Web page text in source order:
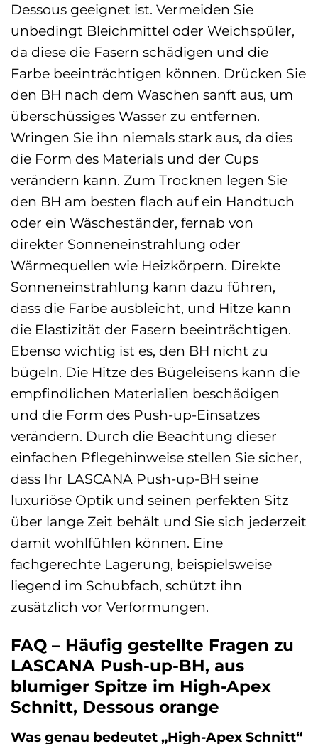
Dessous geeignet ist. Vermeiden Sie
unbedingt Bleichmittel oder Weichspüler,
da diese die Fasern schädigen und die
Farbe beeinträchtigen können. Drücken Sie
den BH nach dem Waschen sanft aus, um
überschüssiges Wasser zu entfernen.
Wringen Sie ihn niemals stark aus, da dies
die Form des Materials und der Cups
verändern kann. Zum Trocknen legen Sie
den BH am besten flach auf ein Handtuch
oder ein Wäscheständer, fernab von
direkter Sonneneinstrahlung oder
Wärmequellen wie Heizkörpern. Direkte
Sonneneinstrahlung kann dazu führen,
dass die Farbe ausbleicht, und Hitze kann
die Elastizität der Fasern beeinträchtigen.
Ebenso wichtig ist es, den BH nicht zu
bügeln. Die Hitze des Bügeleisens kann die
empfindlichen Materialien beschädigen
und die Form des Push-up-Einsatzes
verändern. Durch die Beachtung dieser
einfachen Pflegehinweise stellen Sie sicher,
dass Ihr LASCANA Push-up-BH seine
luxuriöse Optik und seinen perfekten Sitz
über lange Zeit behält und Sie sich jederzeit
damit wohlfühlen können. Eine
fachgerechte Lagerung, beispielsweise
liegend im Schubfach, schützt ihn
zusätzlich vor Verformungen.
FAQ – Häufig gestellte Fragen zu
LASCANA Push-up-BH, aus
blumiger Spitze im High-Apex
Schnitt, Dessous orange
Was genau bedeutet „High-Apex Schnitt“